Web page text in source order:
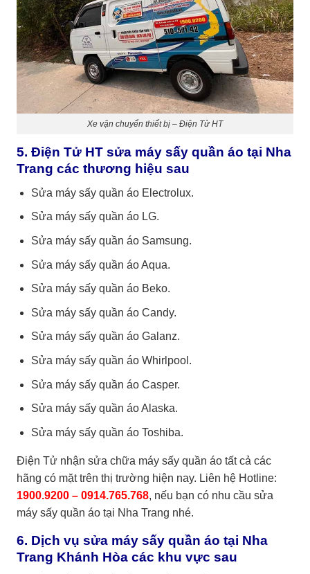
Xe vận chuyển thiết bị – Điện Tử HT
5. Điện Tử HT sửa máy sấy quần áo tại Nha
Trang các thương hiệu sau
Sửa máy sấy quần áo Electrolux.
Sửa máy sấy quần áo LG.
Sửa máy sấy quần áo Samsung.
Sửa máy sấy quần áo Aqua.
Sửa máy sấy quần áo Beko.
Sửa máy sấy quần áo Candy.
Sửa máy sấy quần áo Galanz.
Sửa máy sấy quần áo Whirlpool.
Sửa máy sấy quần áo Casper.
Sửa máy sấy quần áo Alaska.
Sửa máy sấy quần áo Toshiba.
Điện Tử nhận sửa chữa máy sấy quần áo tất cả các
hãng có mặt trên thị trường hiện nay. Liên hệ Hotline:
1900.9200 – 0914.765.768, nếu bạn có nhu cầu sửa
máy sấy quần áo tại Nha Trang nhé.
6. Dịch vụ sửa máy sấy quần áo tại Nha
Trang Khánh Hòa các khu vực sau